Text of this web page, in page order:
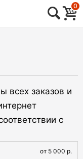
0
всех заказов и
с
от 5 000 р.